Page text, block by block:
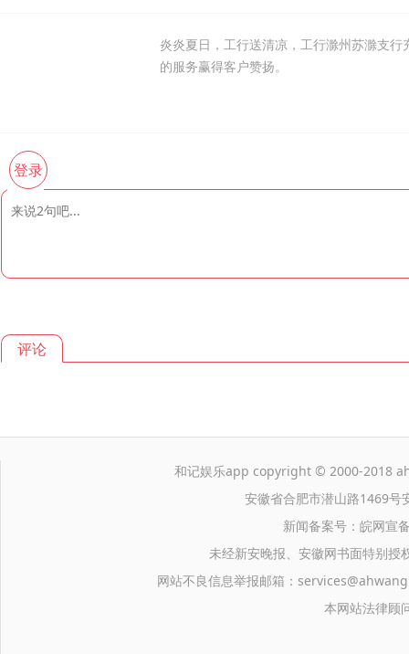
炎炎夏日，工行送清凉，工行滁州苏滁支
的服务赢得客户赞扬。
登录
评论
和记娱乐app copyright © 2000-2018
安徽省合肥市潜山路1469号
新闻备案号：皖网宣
未经新安晚报、安徽网书面特别授
网站不良信息举报邮箱：
本网站法律顾